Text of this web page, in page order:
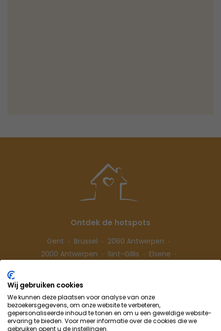
Ontdek de hotspots
Gent Brussel
2060 Antwerpen
2000 Antwerpen
Sint-Gillis
Elsene
Volg ons
Wij gebruiken cookies
We kunnen deze plaatsen voor analyse van onze
bezoekersgegevens, om onze website te verbeteren,
gepersonaliseerde inhoud te tonen en om u een geweldige website-
ervaring te bieden. Voor meer informatie over de cookies die we
gebruiken opent u de instellingen.